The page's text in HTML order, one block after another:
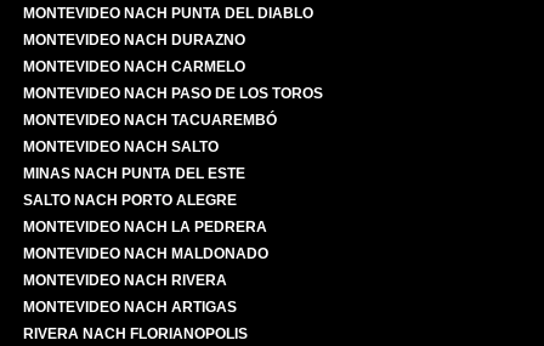
MONTEVIDEO NACH PUNTA DEL DIABLO
MONTEVIDEO NACH DURAZNO
MONTEVIDEO NACH CARMELO
MONTEVIDEO NACH PASO DE LOS TOROS
MONTEVIDEO NACH TACUAREMBÓ
MONTEVIDEO NACH SALTO
MINAS NACH PUNTA DEL ESTE
SALTO NACH PORTO ALEGRE
MONTEVIDEO NACH LA PEDRERA
MONTEVIDEO NACH MALDONADO
MONTEVIDEO NACH RIVERA
MONTEVIDEO NACH ARTIGAS
RIVERA NACH FLORIANOPOLIS